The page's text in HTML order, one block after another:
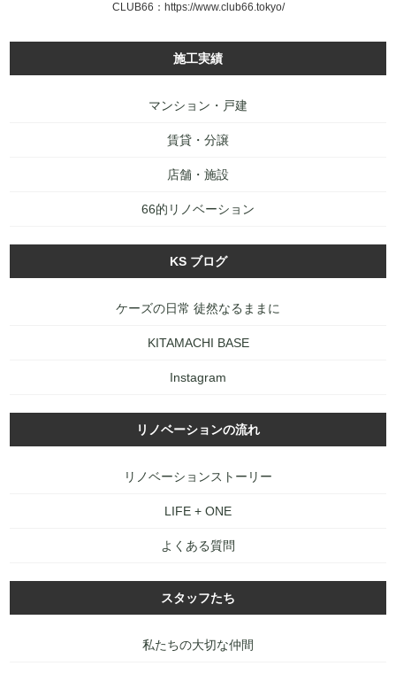
CLUB66： https://www.club66.tokyo/
施工実績
マンション・戸建
賃貸・分譲
店舗・施設
66的リノベーション
KS ブログ
ケーズの日常 徒然なるままに
KITAMACHI BASE
Instagram
リノベーションの流れ
リノベーションストーリー
LIFE + ONE
よくある質問
スタッフたち
私たちの大切な仲間